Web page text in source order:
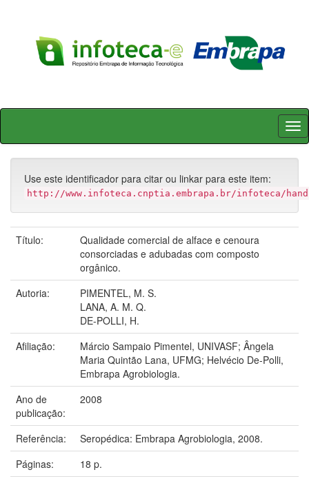
Skip
Use este identificador para citar ou linkar para este item:
http://www.infoteca.cnptia.embrapa.br/infoteca/
Título:
Qualidade comercial de alface e cenoura
consorciadas e adubadas com composto
orgânico.
Autoria:
PIMENTEL, M. S.
LANA, A. M. Q.
DE-POLLI, H.
Afiliação:
Márcio Sampaio Pimentel, UNIVASF; Ângela
Maria Quintão Lana, UFMG; Helvécio De-Polli,
Embrapa Agrobiologia.
Ano de
publicação:
2008
Referência:
Seropédica: Embrapa Agrobiologia, 2008.
Páginas:
18 p.